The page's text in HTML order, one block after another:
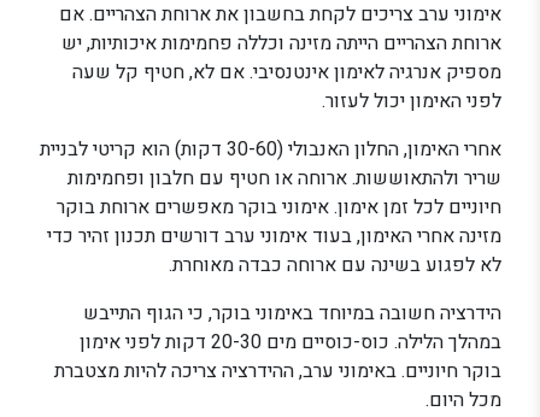
אימוני ערב צריכים לקחת בחשבון את ארוחת הצהריים. אם
ארוחת הצהריים הייתה מזינה וכללה פחמימות איכותיות, יש
מספיק אנרגיה לאימון אינטנסיבי. אם לא, חטיף קל שעה
לפני האימון יכול לעזור.
אחרי האימון, החלון האנבולי (30-60 דקות) הוא קריטי לבניית
שריר ולהתאוששות. ארוחה או חטיף עם חלבון ופחמימות
חיוניים לכל זמן אימון. אימוני בוקר מאפשרים ארוחת בוקר
מזינה אחרי האימון, בעוד אימוני ערב דורשים תכנון זהיר כדי
לא לפגוע בשינה עם ארוחה כבדה מאוחרת.
הידרציה חשובה במיוחד באימוני בוקר, כי הגוף התייבש
במהלך הלילה. כוס-כוסיים מים 20-30 דקות לפני אימון
בוקר חיוניים. באימוני ערב, ההידרציה צריכה להיות מצטברת
מכל היום.